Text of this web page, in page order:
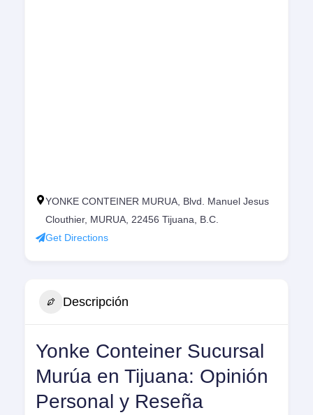
YONKE CONTEINER MURUA, Blvd. Manuel Jesus
Clouthier, MURUA, 22456 Tijuana, B.C.
Get Directions
Descripción
Yonke Conteiner Sucursal
Murúa en Tijuana: Opinión
Personal y Reseña